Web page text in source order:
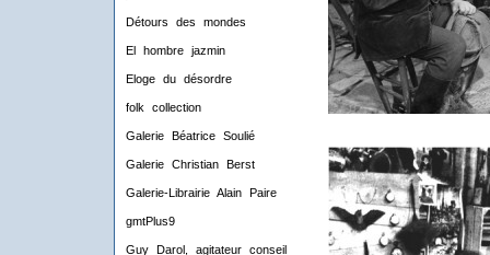
Détours des mondes
El hombre jazmin
Eloge du désordre
folk collection
Galerie Béatrice Soulié
Galerie Christian Berst
Galerie-Librairie Alain Paire
gmtPlus9
Guy Darol, agitateur conseil